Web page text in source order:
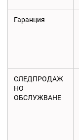
Гаранция
СЛЕДПРОДАЖ
НО
ОБСЛУЖВАНЕ